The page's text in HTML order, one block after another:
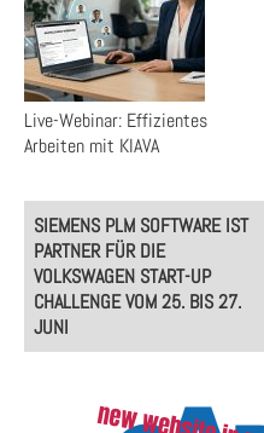
Live-Webinar: Effizientes
Arbeiten mit KIAVA
Post
navigation
SIEMENS PLM SOFTWARE IST
PARTNER FÜR DIE
VOLKSWAGEN START-UP
CHALLENGE VOM 25. BIS 27.
JUNI